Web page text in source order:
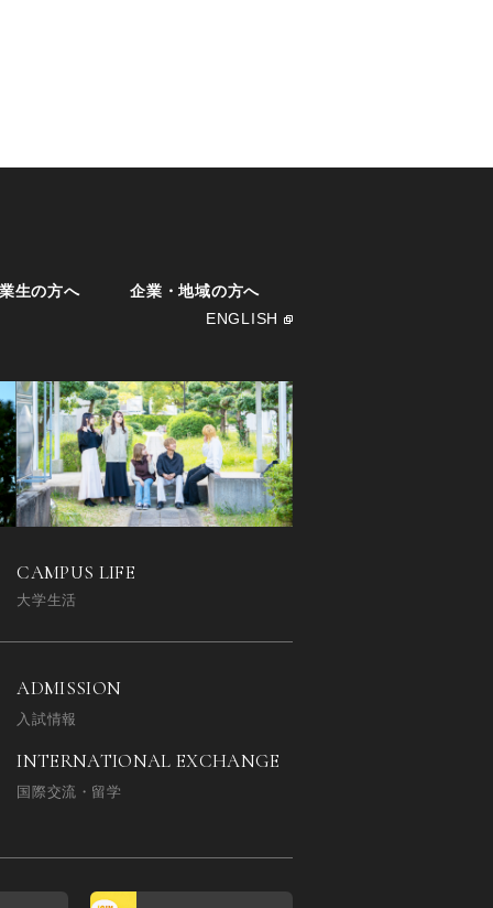
生の方へ
企業・地域の方へ
ENGLISH
CAMPUS LIFE
大学生活
ADMISSION
入試情報
INTERNATIONAL EXCHANGE
国際交流・留学